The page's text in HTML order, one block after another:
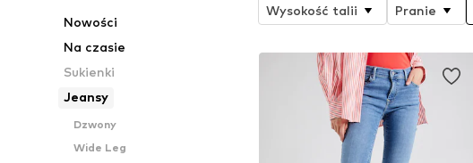
Nowości
Na czasie
Sukienki
Jeansy
Dzwony
Wide Leg
Wysokość talii
Pranie